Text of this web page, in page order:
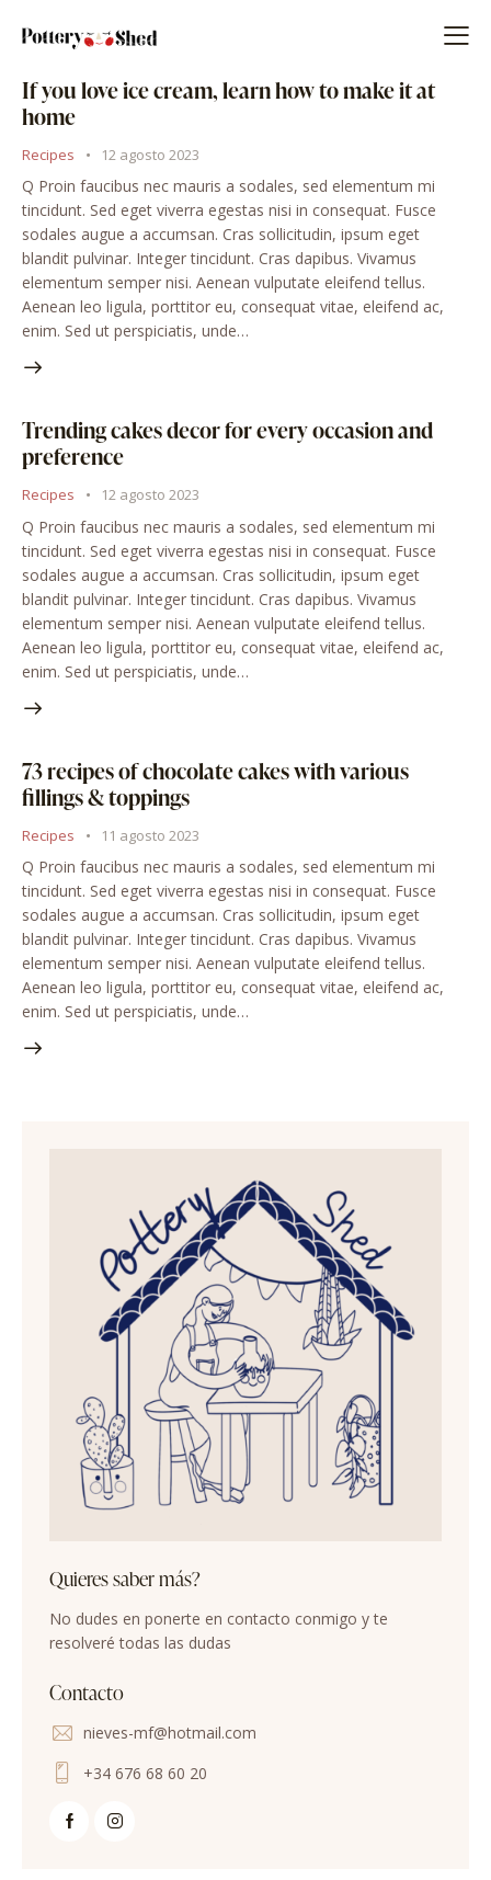
If you love ice cream, learn how to make it at
home
Recipes 12 agosto 2023
Q Proin faucibus nec mauris a sodales, sed elementum mi
tincidunt. Sed eget viverra egestas nisi in consequat. Fusce
sodales augue a accumsan. Cras sollicitudin, ipsum eget
blandit pulvinar. Integer tincidunt. Cras dapibus. Vivamus
elementum semper nisi. Aenean vulputate eleifend tellus.
Aenean leo ligula, porttitor eu, consequat vitae, eleifend ac,
enim. Sed ut perspiciatis, unde…
Trending cakes decor for every occasion and
preference
Recipes 12 agosto 2023
Q Proin faucibus nec mauris a sodales, sed elementum mi
tincidunt. Sed eget viverra egestas nisi in consequat. Fusce
sodales augue a accumsan. Cras sollicitudin, ipsum eget
blandit pulvinar. Integer tincidunt. Cras dapibus. Vivamus
elementum semper nisi. Aenean vulputate eleifend tellus.
Aenean leo ligula, porttitor eu, consequat vitae, eleifend ac,
enim. Sed ut perspiciatis, unde…
73 recipes of chocolate cakes with various
fillings & toppings
Recipes 11 agosto 2023
Q Proin faucibus nec mauris a sodales, sed elementum mi
tincidunt. Sed eget viverra egestas nisi in consequat. Fusce
sodales augue a accumsan. Cras sollicitudin, ipsum eget
blandit pulvinar. Integer tincidunt. Cras dapibus. Vivamus
elementum semper nisi. Aenean vulputate eleifend tellus.
Aenean leo ligula, porttitor eu, consequat vitae, eleifend ac,
enim. Sed ut perspiciatis, unde…
Quieres saber más?
No dudes en ponerte en contacto conmigo y te
resolveré todas las dudas
Contacto
nieves-mf@hotmail.com
+34 676 68 60 20